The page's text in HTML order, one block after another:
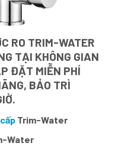
RO TRIM-WATER
TẠI KHÔNG GIAN
ĐẶT MIỄN PHÍ
BẢO TRÌ
Trim-Water
Water